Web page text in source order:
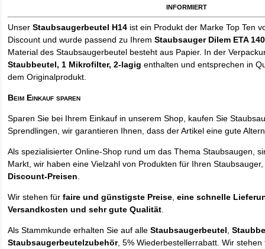
informiert
UnserStaubsaugerbeutel H14 ist ein Produkt der Marke Top Ten
Discount und wurde passend zu IhremStaubsauger Dilem ETA
Material des Staubsaugerbeutel besteht aus Papier. In der
Staubbeutel, 1 Mikrofilter, 2-lagig enthalten und entsprechen in
dem Originalprodukt.
Beim Einkauf sparen
Sparen Sie bei Ihrem Einkauf in unserem Shop, kaufen Sie
Sprendlingen, wir garantieren Ihnen, dass der Artikel eine gute
Als spezialisierter Online-Shop rund um das Thema Staubsaugen,
Markt, wir haben eine Vielzahl von Produkten für Ihren
Discount-Preisen
Wir stehen fürfaire und günstigste Preise ,eine schnelle
Versandkosten und sehr gute Qualität
Als Stammkunde erhalten Sie auf alleStaubsaugerbeutel ,
Staubsaugerbeutelzubehör, 5% Wiederbestellerrabatt. Wir